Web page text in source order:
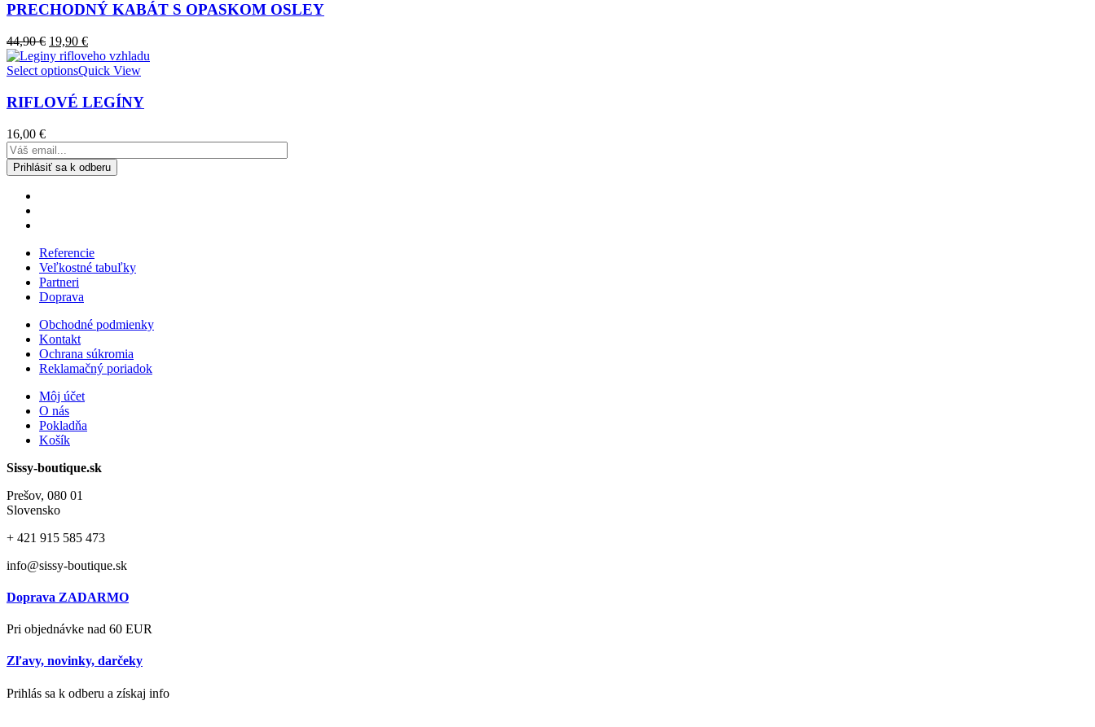
PRECHODNÝ KABÁT S OPASKOM OSLEY
44,90€ 19,90 €
Select optionsQuick View
RIFLOVÉ LEGÍNY
16,00 €
Referencie
Veľkostné tabuľky
Partneri
Doprava
Obchodné podmienky
Kontakt
Ochrana súkromia
Reklamačný poriadok
Môj účet
O nás
Pokladňa
Košík
Sissy-boutique.sk
Prešov, 080 01
Slovensko
+ 421 915 585 473
info@sissy-boutique.sk
Doprava ZADARMO
Pri objednávke nad 60 EUR
Zľavy, novinky, darčeky
Prihlás sa k odberu a získaj info